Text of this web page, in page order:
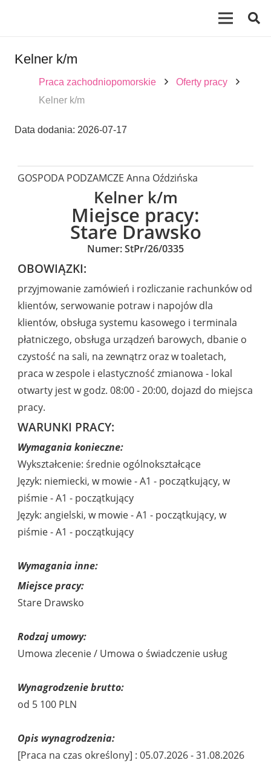
Kelner k/m
Praca zachodniopomorskie
Oferty pracy
Kelner k/m
Data dodania: 2026-07-17
GOSPODA PODZAMCZE Anna Oździńska
Kelner k/m
Miejsce pracy:
Stare Drawsko
Numer: StPr/26/0335
OBOWIĄZKI:
przyjmowanie zamówień i rozliczanie rachunków od
klientów, serwowanie potraw i napojów dla
klientów, obsługa systemu kasowego i terminala
płatniczego, obsługa urządzeń barowych, dbanie o
czystość na sali, na zewnątrz oraz w toaletach,
praca w zespole i elastyczność zmianowa - lokal
otwarty jest w godz. 08:00 - 20:00, dojazd do miejsca
pracy.
WARUNKI PRACY:
Wymagania konieczne:
Wykształcenie: średnie ogólnokształcące
Język: niemiecki, w mowie - A1 - początkujący, w
piśmie - A1 - początkujący
Język: angielski, w mowie - A1 - początkujący, w
piśmie - A1 - początkujący
Wymagania inne:
Miejsce pracy:
Stare Drawsko
Rodzaj umowy:
Umowa zlecenie / Umowa o świadczenie usług
Wynagrodzenie brutto:
od 5 100 PLN
Opis wynagrodzenia:
[Praca na czas określony] : 05.07.2026 - 31.08.2026